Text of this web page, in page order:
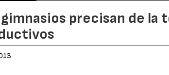
precisan de la